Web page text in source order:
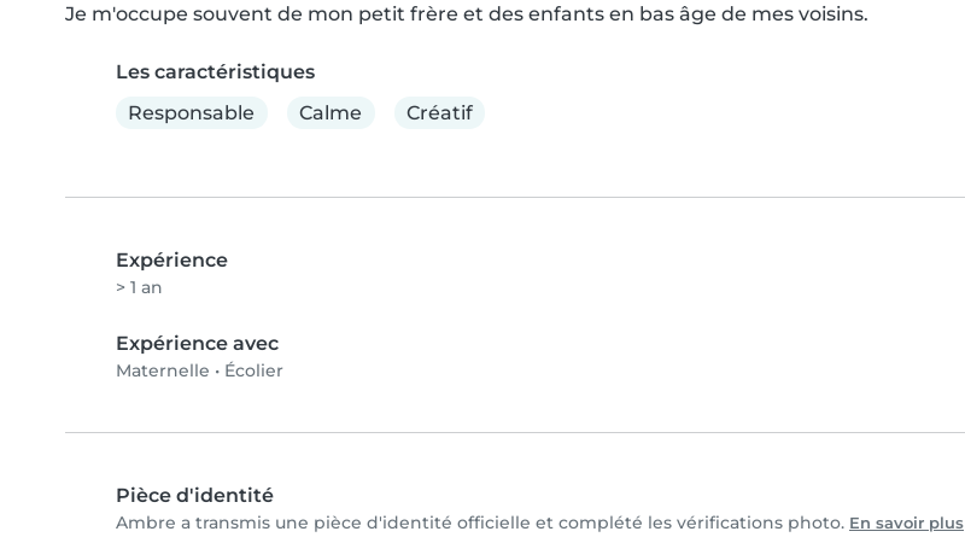
Je m'occupe souvent de mon petit frère et des enfants en bas âge de mes voisins.
Les caractéristiques
Responsable
Calme Créatif
Expérience
> 1 an
Expérience avec
Maternelle • Écolier
Pièce d'identité
Ambre a transmis une pièce d'identité officielle et complété les vérifications photo. En savoir plus